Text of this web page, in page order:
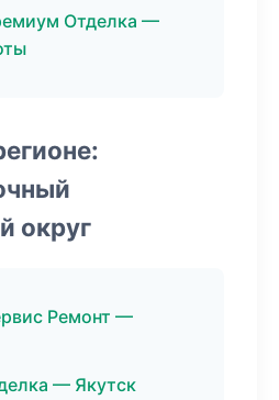
Отделка —
округ
Ремонт —
— Якутск